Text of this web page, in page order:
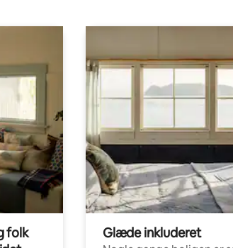
folk
Glæde inkluderet